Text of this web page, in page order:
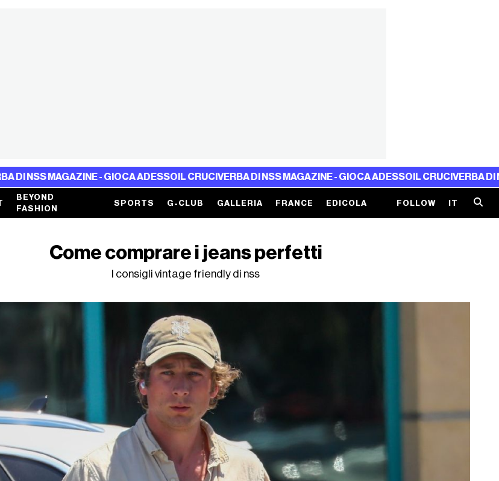
- GIOCA ADESSOIL CRUCIVERBA DI NSS MAGAZINE - GIOCA ADESSOIL CRUCIVERBA DI NSS
BEYOND
FASHION
SPORTS G-CLUB GALLERIA FRANCE EDICOLA FOLLOW IT
Come comprare i jeans perfetti
I consigli vintage friendly di nss